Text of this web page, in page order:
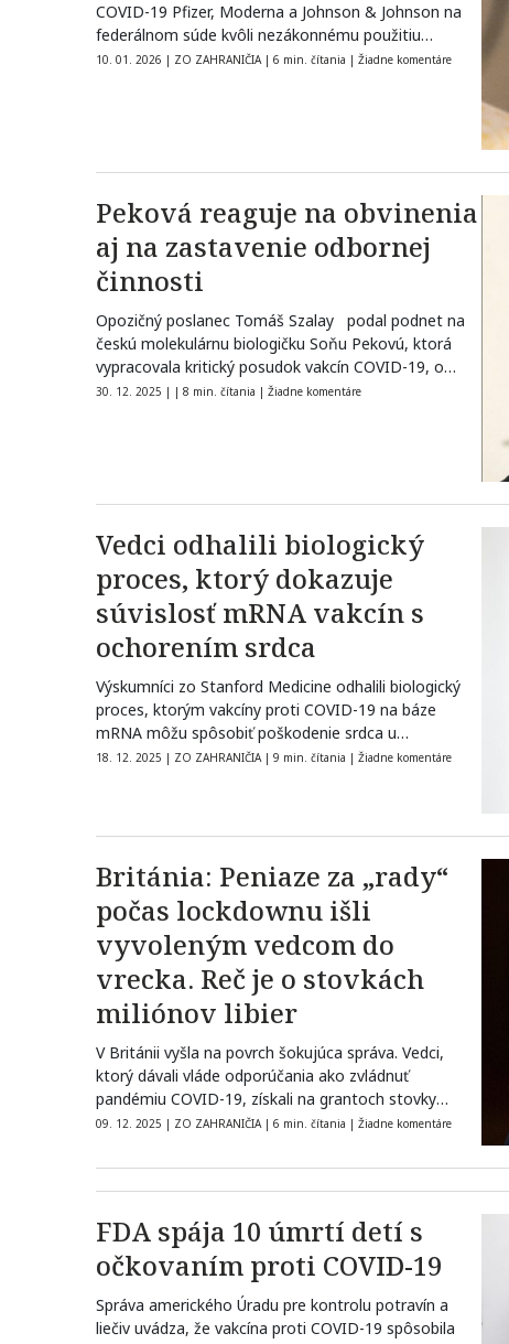
COVID-19 Pfizer, Moderna a Johnson & Johnson na
federálnom súde kvôli nezákonnému použitiu
technológie…
10. 01. 2026 | ZO ZAHRANIČIA | 6 min. čítania | Žiadne komentáre
Peková reaguje na obvinenia
aj na zastavenie odbornej
činnosti
Opozičný poslanec Tomáš Szalay podal podnet na
českú molekulárnu biologičku Soňu Pekovú, ktorá
vypracovala kritický posudok vakcín COVID-19, o…
30. 12. 2025 | | 8 min. čítania | Žiadne komentáre
Vedci odhalili biologický
proces, ktorý dokazuje
súvislosť mRNA vakcín s
ochorením srdca
Výskumníci zo Stanford Medicine odhalili biologický
proces, ktorým vakcíny proti COVID-19 na báze
mRNA môžu spôsobiť poškodenie srdca u
niektorých…
18. 12. 2025 | ZO ZAHRANIČIA | 9 min. čítania | Žiadne komentáre
Británia: Peniaze za „rady“
počas lockdownu išli
vyvoleným vedcom do
vrecka. Reč je o stovkách
miliónov libier
V Británii vyšla na povrch šokujúca správa. Vedci,
ktorý dávali vláde odporúčania ako zvládnuť
pandémiu COVID-19, získali na grantoch stovky
miliónov…
09. 12. 2025 | ZO ZAHRANIČIA | 6 min. čítania | Žiadne komentáre
FDA spája 10 úmrtí detí s
očkovaním proti COVID-19
Správa amerického Úradu pre kontrolu potravín a
liečiv uvádza, že vakcína proti COVID-19 spôsobila